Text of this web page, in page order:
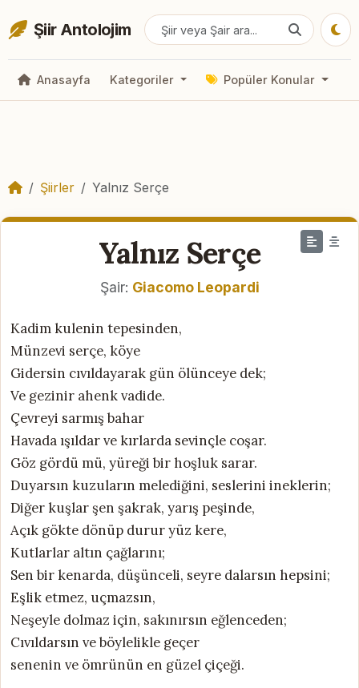
Şiir Antolojim
Anasayfa Kategoriler Popüler Konular
Şiirler Yalnız Serçe
Yalnız Serçe
Şair: Giacomo Leopardi
Kadim kulenin tepesinden,
Münzevi serçe, köye
Gidersin cıvıldayarak gün ölünceye dek;
Ve gezinir ahenk vadide.
Çevreyi sarmış bahar
Havada ışıldar ve kırlarda sevinçle coşar.
Göz gördü mü, yüreği bir hoşluk sarar.
Duyarsın kuzuların melediğini, seslerini ineklerin;
Diğer kuşlar şen şakrak, yarış peşinde,
Açık gökte dönüp durur yüz kere,
Kutlarlar altın çağlarını;
Sen bir kenarda, düşünceli, seyre dalarsın hepsini;
Eşlik etmez, uçmazsın,
Neşeyle dolmaz için, sakınırsın eğlenceden;
Cıvıldarsın ve böylelikle geçer
senenin ve ömrünün en güzel çiçeği.